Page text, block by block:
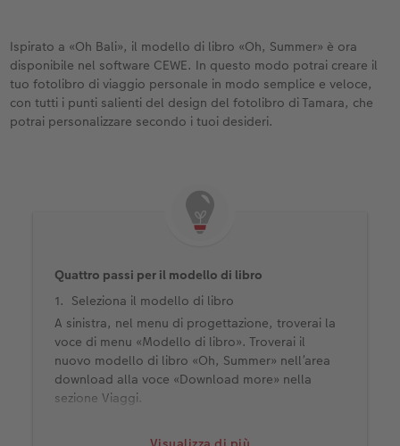
Ispirato a «Oh Bali», il modello di libro «Oh, Summer» è ora
disponibile nel software CEWE. In questo modo potrai creare il
tuo fotolibro di viaggio personale in modo semplice e veloce,
con tutti i punti salienti del design del fotolibro di Tamara, che
potrai personalizzare secondo i tuoi desideri.
Quattro passi per il modello di libro
Seleziona il modello di libro
A sinistra, nel menu di progettazione, troverai la
voce di menu «Modello di libro». Troverai il
nuovo modello di libro «Oh, Summer» nell’area
download alla voce «Download more» nella
sezione Viaggi.